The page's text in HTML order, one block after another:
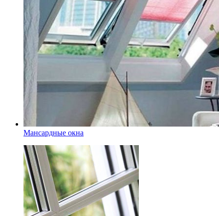
Мансардные окна